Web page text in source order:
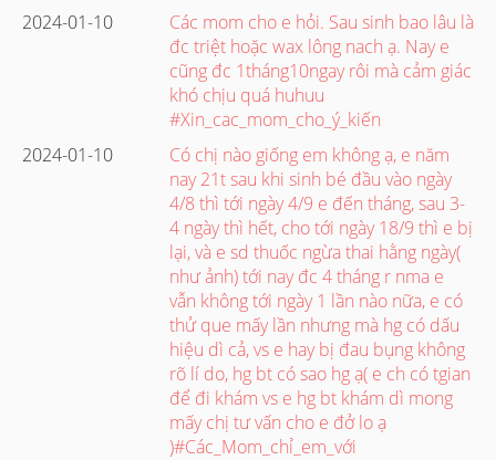
2024-01-10
Các mom cho e hỏi. Sau sinh bao lâu là
đc triệt hoặc wax lông nach ạ. Nay e
cũng đc 1tháng10ngay rôi mà cảm giác
khó chịu quá huhuu
#Xin_cac_mom_cho_ý_kiến
2024-01-10
Có chị nào giống em không ạ, e năm
nay 21t sau khi sinh bé đầu vào ngày
4/8 thì tới ngày 4/9 e đến tháng, sau 3-
4 ngày thì hết, cho tới ngày 18/9 thì e bị
lại, và e sd thuốc ngừa thai hằng ngày(
như ảnh) tới nay đc 4 tháng r nma e
vẫn không tới ngày 1 lần nào nữa, e có
thử que mấy lần nhưng mà hg có dấu
hiệu dì cả, vs e hay bị đau bụng không
rõ lí do, hg bt có sao hg ạ( e ch có tgian
để đi khám vs e hg bt khám dì mong
mấy chị tư vấn cho e đở lo ạ
)#Các_Mom_chỉ_em_với